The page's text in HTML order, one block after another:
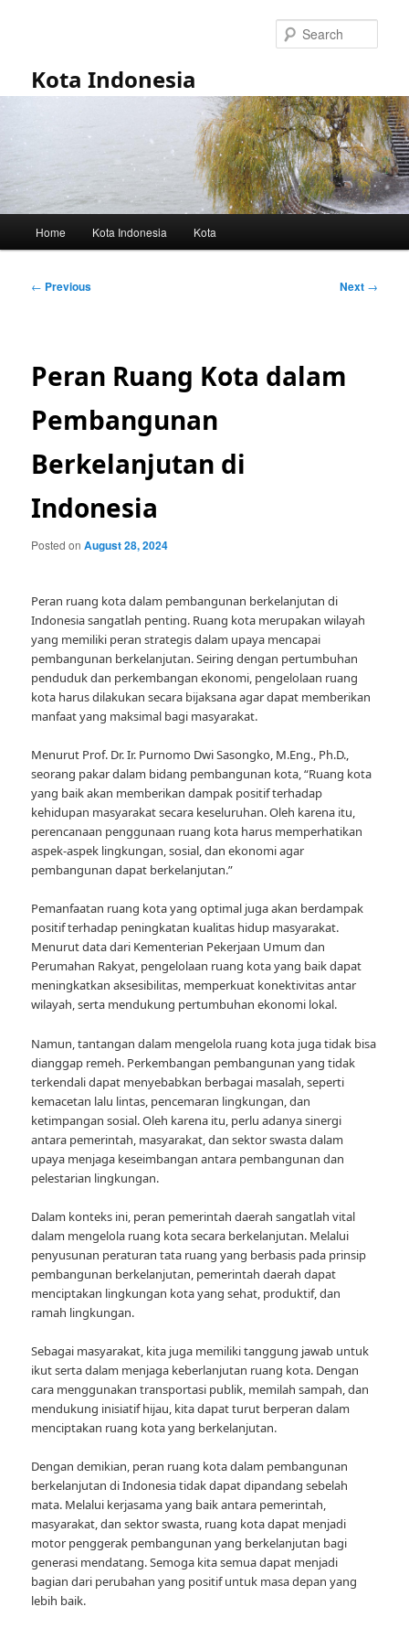
Kota Indonesia
Home Kota Indonesia Kota
Post
← Previous Next →
Peran Ruang Kota dalam
Pembangunan
Berkelanjutan di
Indonesia
Posted onAugust 28, 2024
Peran ruang kota dalam pembangunan berkelanjutan di
Indonesia sangatlah penting. Ruang kota merupakan wilayah
yang memiliki peran strategis dalam upaya mencapai
pembangunan berkelanjutan. Seiring dengan pertumbuhan
penduduk dan perkembangan ekonomi, pengelolaan ruang
kota harus dilakukan secara bijaksana agar dapat memberikan
manfaat yang maksimal bagi masyarakat.
Menurut Prof. Dr. Ir. Purnomo Dwi Sasongko, M.Eng., Ph.D.,
seorang pakar dalam bidang pembangunan kota, “Ruang kota
yang baik akan memberikan dampak positif terhadap
kehidupan masyarakat secara keseluruhan. Oleh karena itu,
perencanaan penggunaan ruang kota harus memperhatikan
aspek-aspek lingkungan, sosial, dan ekonomi agar
pembangunan dapat berkelanjutan.”
Pemanfaatan ruang kota yang optimal juga akan berdampak
positif terhadap peningkatan kualitas hidup masyarakat.
Menurut data dari Kementerian Pekerjaan Umum dan
Perumahan Rakyat, pengelolaan ruang kota yang baik dapat
meningkatkan aksesibilitas, memperkuat konektivitas antar
wilayah, serta mendukung pertumbuhan ekonomi lokal.
Namun, tantangan dalam mengelola ruang kota juga tidak bisa
dianggap remeh. Perkembangan pembangunan yang tidak
terkendali dapat menyebabkan berbagai masalah, seperti
kemacetan lalu lintas, pencemaran lingkungan, dan
ketimpangan sosial. Oleh karena itu, perlu adanya sinergi
antara pemerintah, masyarakat, dan sektor swasta dalam
upaya menjaga keseimbangan antara pembangunan dan
pelestarian lingkungan.
Dalam konteks ini, peran pemerintah daerah sangatlah vital
dalam mengelola ruang kota secara berkelanjutan. Melalui
penyusunan peraturan tata ruang yang berbasis pada prinsip
pembangunan berkelanjutan, pemerintah daerah dapat
menciptakan lingkungan kota yang sehat, produktif, dan
ramah lingkungan.
Sebagai masyarakat, kita juga memiliki tanggung jawab untuk
ikut serta dalam menjaga keberlanjutan ruang kota. Dengan
cara menggunakan transportasi publik, memilah sampah, dan
mendukung inisiatif hijau, kita dapat turut berperan dalam
menciptakan ruang kota yang berkelanjutan.
Dengan demikian, peran ruang kota dalam pembangunan
berkelanjutan di Indonesia tidak dapat dipandang sebelah
mata. Melalui kerjasama yang baik antara pemerintah,
masyarakat, dan sektor swasta, ruang kota dapat menjadi
motor penggerak pembangunan yang berkelanjutan bagi
generasi mendatang. Semoga kita semua dapat menjadi
bagian dari perubahan yang positif untuk masa depan yang
lebih baik.